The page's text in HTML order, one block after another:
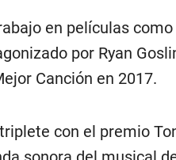
en películas como
por Ryan
Canción en 2017.
con el premio